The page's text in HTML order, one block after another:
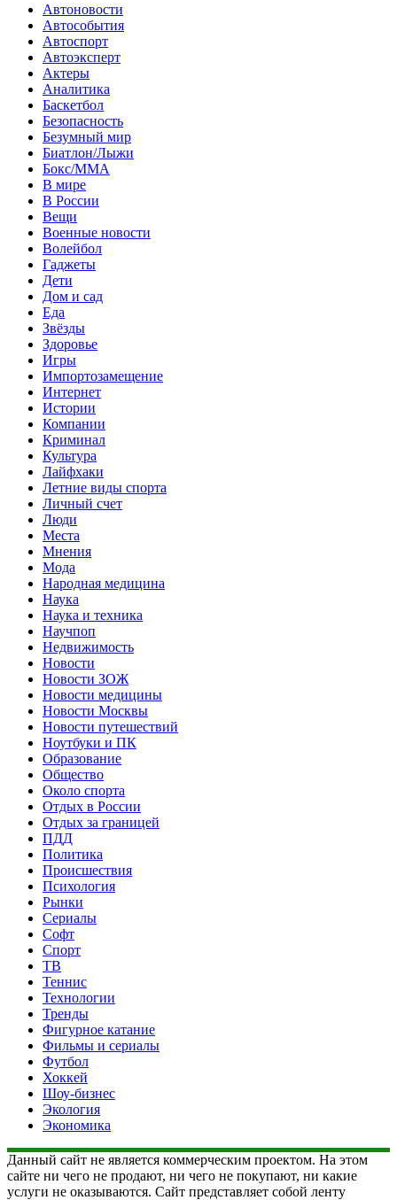
Автоновости
Автособытия
Автоспорт
Автоэксперт
Актеры
Аналитика
Баскетбол
Безопасность
Безумный мир
Биатлон/Лыжи
Бокс/MMA
В мире
В России
Вещи
Военные новости
Волейбол
Гаджеты
Дети
Дом и сад
Еда
Звёзды
Здоровье
Игры
Импортозамещение
Интернет
Истории
Компании
Криминал
Культура
Лайфхаки
Летние виды спорта
Личный счет
Люди
Места
Мнения
Мода
Народная медицина
Наука
Наука и техника
Научпоп
Недвижимость
Новости
Новости ЗОЖ
Новости медицины
Новости Москвы
Новости путешествий
Ноутбуки и ПК
Образование
Общество
Около спорта
Отдых в России
Отдых за границей
ПДД
Политика
Происшествия
Психология
Рынки
Сериалы
Софт
Спорт
ТВ
Теннис
Технологии
Тренды
Фигурное катание
Фильмы и сериалы
Футбол
Хоккей
Шоу-бизнес
Экология
Экономика
Данный сайт не является коммерческим проектом. На этом
сайте ни чего не продают, ни чего не покупают, ни какие
услуги не оказываются. Сайт представляет собой ленту